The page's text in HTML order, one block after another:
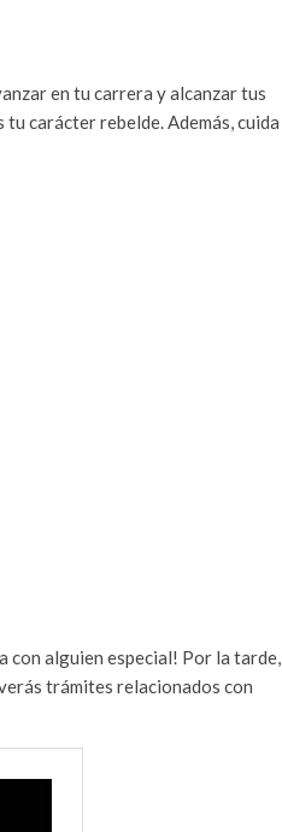
en tu carrera y alcanzar tus
carácter rebelde. Además, cuida
con alguien especial! Por la tarde,
trámites relacionados con